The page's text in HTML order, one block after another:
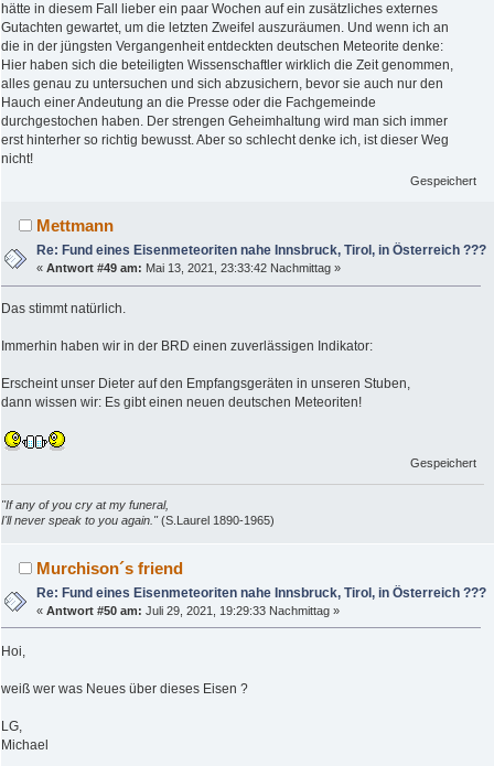
hätte in diesem Fall lieber ein paar Wochen auf ein zusätzliches externes
Gutachten gewartet, um die letzten Zweifel auszuräumen. Und wenn ich an
die in der jüngsten Vergangenheit entdeckten deutschen Meteorite denke:
Hier haben sich die beteiligten Wissenschaftler wirklich die Zeit genommen,
alles genau zu untersuchen und sich abzusichern, bevor sie auch nur den
Hauch einer Andeutung an die Presse oder die Fachgemeinde
durchgestochen haben. Der strengen Geheimhaltung wird man sich immer
erst hinterher so richtig bewusst. Aber so schlecht denke ich, ist dieser Weg
nicht!
Gespeichert
Mettmann
Re: Fund eines Eisenmeteoriten nahe Innsbruck, Tirol, in Österreich ???
«Antwort #49 am: Mai 13, 2021, 23:33:42 Nachmittag »
Das stimmt natürlich.
Immerhin haben wir in der BRD einen zuverlässigen Indikator:
Erscheint unser Dieter auf den Empfangsgeräten in unseren Stuben,
dann wissen wir: Es gibt einen neuen deutschen Meteoriten!
Gespeichert
"If any of you cry at my funeral,
I'll never speak to you again."(S.Laurel 1890-1965)
Murchison´s friend
Re: Fund eines Eisenmeteoriten nahe Innsbruck, Tirol, in Österreich ???
«Antwort #50 am: Juli 29, 2021, 19:29:33 Nachmittag »
Hoi,
weiß wer was Neues über dieses Eisen ?
LG,
Michael